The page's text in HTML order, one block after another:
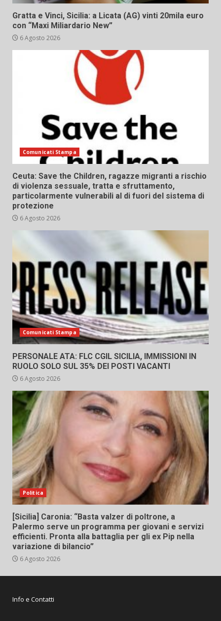
Gratta e Vinci, Sicilia: a Licata (AG) vinti 20mila euro
con “Maxi Miliardario New”
6 Agosto 2026
Comunicati Stampa
Ceuta: Save the Children, ragazze migranti a rischio
di violenza sessuale, tratta e sfruttamento,
particolarmente vulnerabili al di fuori del sistema di
protezione
6 Agosto 2026
Comunicati Stampa
PERSONALE ATA: FLC CGIL SICILIA, IMMISSIONI IN
RUOLO SOLO SUL 35% DEI POSTI VACANTI
6 Agosto 2026
Politica
[Sicilia] Caronia: “Basta valzer di poltrone, a
Palermo serve un programma per giovani e servizi
efficienti. Pronta alla battaglia per gli ex Pip nella
variazione di bilancio”
6 Agosto 2026
Info e Contatti